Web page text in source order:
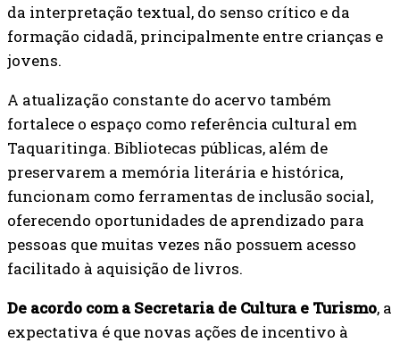
da interpretação textual, do senso crítico e da
formação cidadã, principalmente entre crianças e
jovens.
A atualização constante do acervo também
fortalece o espaço como referência cultural em
Taquaritinga. Bibliotecas públicas, além de
preservarem a memória literária e histórica,
funcionam como ferramentas de inclusão social,
oferecendo oportunidades de aprendizado para
pessoas que muitas vezes não possuem acesso
facilitado à aquisição de livros.
De acordo com a Secretaria de Cultura e Turismo, a
expectativa é que novas ações de incentivo à